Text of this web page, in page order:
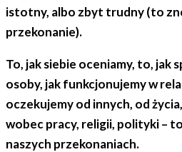
istotny, albo zbyt trudny (to
przekonanie).
To, jak siebie oceniamy, to, jak
osoby, jak funkcjonujemy w
oczekujemy od innych, od
wobec pracy, religii, polityki –
naszych przekonaniach.